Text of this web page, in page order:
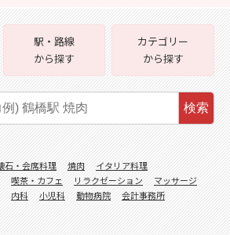
駅・路線
から探す
カテゴリー
から探す
検索
石・会席料理 焼肉
イタリア料理
喫茶・カフェ リラクゼーション
マッサージ
内科 小児科 動物病院
会計事務所